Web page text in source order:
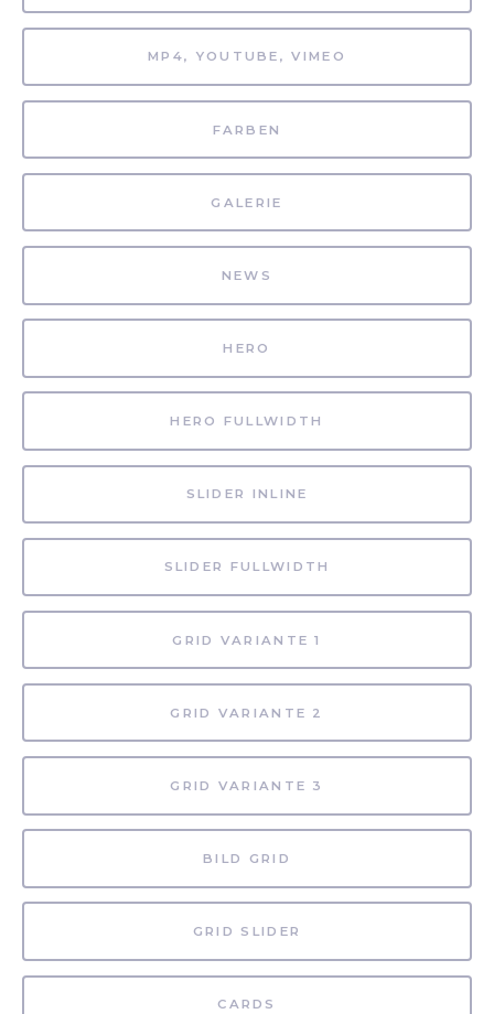
MP4, YOUTUBE, VIMEO
FARBEN
GALERIE
NEWS
HERO
HERO FULLWIDTH
SLIDER INLINE
SLIDER FULLWIDTH
GRID VARIANTE 1
GRID VARIANTE 2
GRID VARIANTE 3
BILD GRID
GRID SLIDER
CARDS